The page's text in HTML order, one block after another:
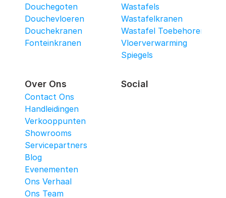
Douchegoten
Douchevloeren
Douchekranen
Fonteinkranen
Wastafels
Wastafelkranen
Wastafel Toebehoren
Vloerverwarming
Spiegels
Over Ons
Contact Ons
Handleidingen
Verkooppunten
Showrooms
Servicepartners
Blog
Evenementen
Ons Verhaal
Ons Team
Social